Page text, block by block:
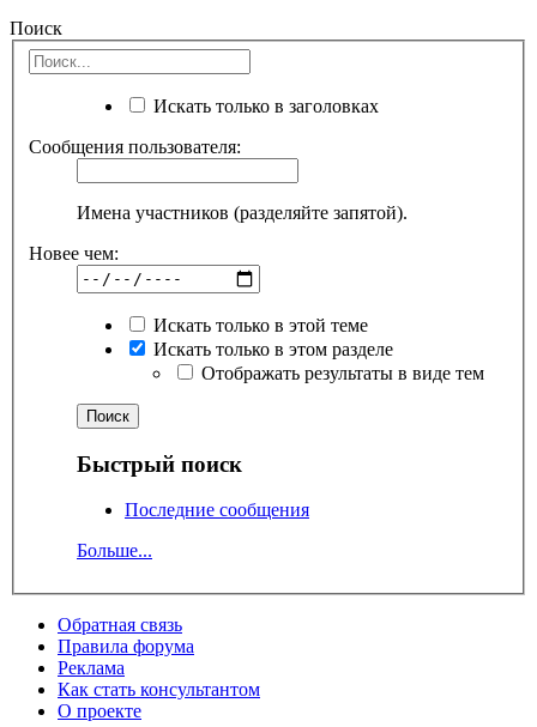
Поиск
Искать только в заголовках
Сообщения пользователя:
Имена участников (разделяйте запятой).
Новее чем:
Искать только в этой теме
Искать только в этом разделе
Отображать результаты в виде тем
Быстрый поиск
Последние сообщения
Больше...
Обратная связь
Правила форума
Реклама
Как стать консультантом
О проекте